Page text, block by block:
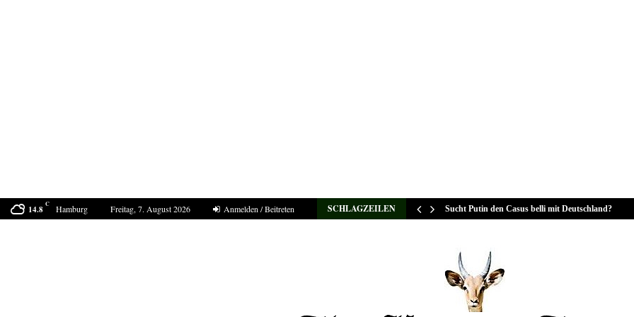
14.8 C Hamburg Freitag, 7. August 2026 Anmelden / Beitreten SCHLAGZEILEN
Der Sommer 2040 in Europa Sucht Putin den Casus belli mit Deutschland?